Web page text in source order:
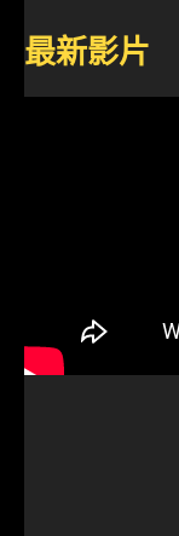
最新影片